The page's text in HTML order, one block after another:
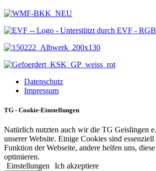
Datenschutz
Impressum
TG - Cookie-Einstellungen
Natürlich nutzten auch wir die TG Geislingen
unserer Website. Einige Cookies sind
Funktion der Webseite, andere helfen uns,
optimieren.
Einstellungen
Ich akzeptiere